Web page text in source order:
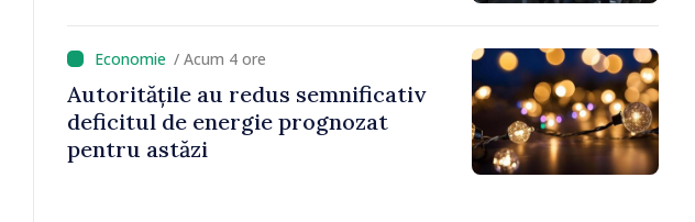
/ Acum 4 ore
Autoritățile au redus semnificativ
deficitul de energie prognozat
pentru astăzi